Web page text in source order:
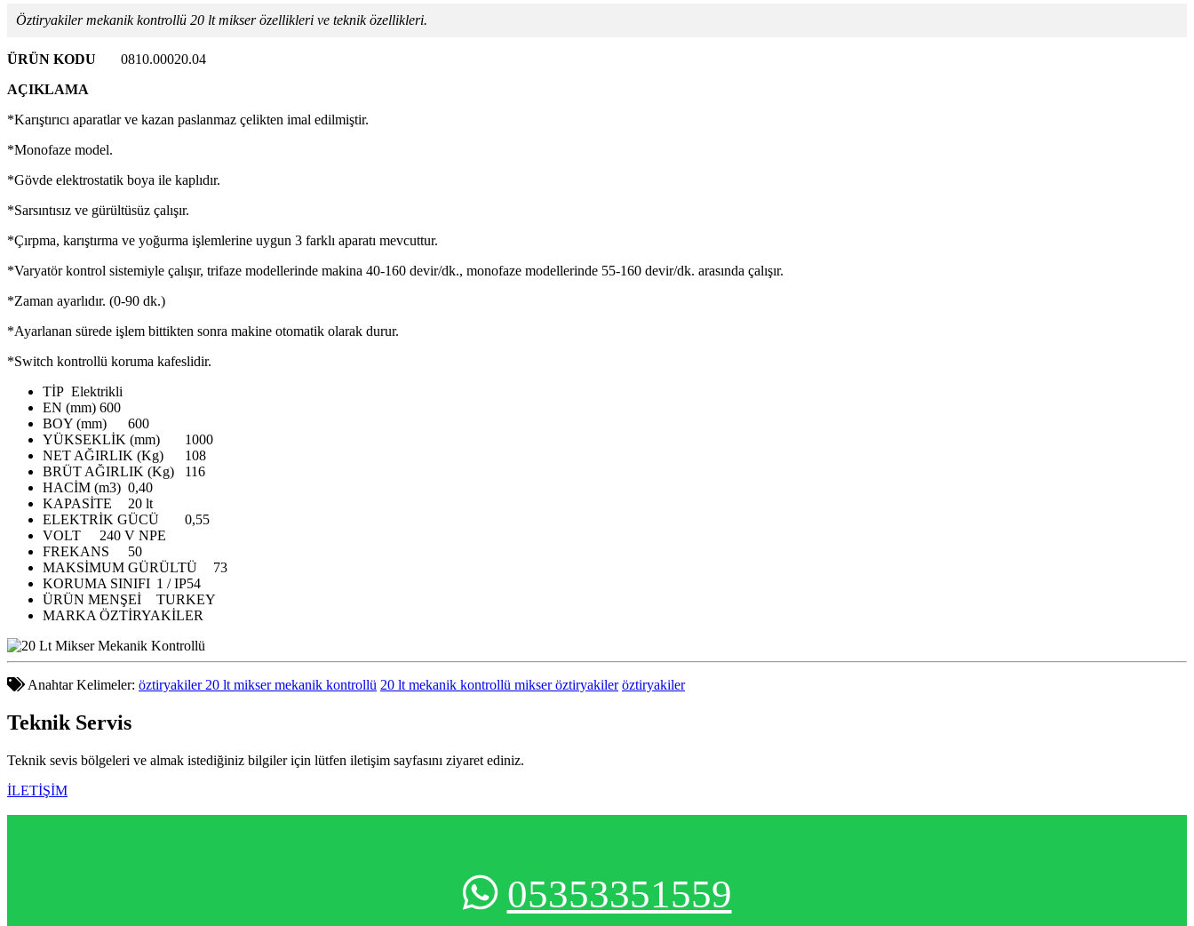
Öztiryakiler mekanik kontrollü 20 lt mikser özellikleri ve teknik özellikleri.
ÜRÜN KODU
0810.00020.04
AÇIKLAMA
*Karıştırıcı aparatlar ve kazan paslanmaz çelikten imal edilmiştir.
*Monofaze model.
*Gövde elektrostatik boya ile kaplıdır.
*Sarsıntısız ve gürültüsüz çalışır.
*Çırpma, karıştırma ve yoğurma işlemlerine uygun 3 farklı aparatı mevcuttur.
*Varyatör kontrol sistemiyle çalışır, trifaze modellerinde makina 40-160 devir/dk., monofaze modellerinde 55-160 devir/dk. arasında çalışır.
*Zaman ayarlıdır. (0-90 dk.)
*Ayarlanan sürede işlem bittikten sonra makine otomatik olarak durur.
*Switch kontrollü koruma kafeslidir.
TİP Elektrikli
EN (mm) 600
BOY (mm)
600
YÜKSEKLİK (mm)
1000
NET AĞIRLIK (Kg)
108
BRÜT AĞIRLIK (Kg)
116
HACİM (m3) 0,40
KAPASİTE
20 lt
ELEKTRİK GÜCÜ
0,55
VOLT
240 V NPE
FREKANS
50
MAKSİMUM GÜRÜLTÜ
73
KORUMA SINIFI 1 / IP54
ÜRÜN MENŞEİ
TURKEY
MARKA ÖZTİRYAKİLER
Anahtar Kelimeler: öztiryakiler 20 lt mikser mekanik kontrollü 20 lt mekanik kontrollü mikser öztiryakiler öztiryakiler
Teknik Servis
Teknik sevis bölgeleri ve almak istediğiniz bilgiler için lütfen iletişim sayfasını ziyaret ediniz.
İLETİŞİM
05353351559